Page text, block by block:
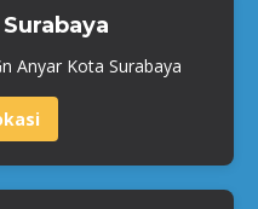
Anyar Kota Surabaya